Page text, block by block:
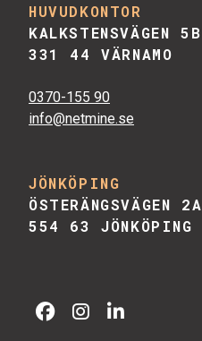
HUVUDKONTOR
KALKSTENSVÄGEN 5B
331 44 VÄRNAMO
0370-155 90
info@netmine.se
JÖNKÖPING
ÖSTERÄNGSVÄGEN 2A
554 63 JÖNKÖPING